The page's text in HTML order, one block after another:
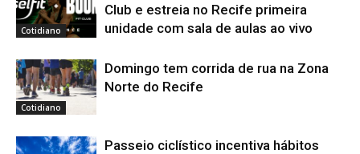
Cotidiano
Club e estreia no Recife primeira
unidade com sala de aulas ao vivo
Cotidiano
Domingo tem corrida de rua na Zona
Norte do Recife
Passeio ciclístico incentiva hábitos